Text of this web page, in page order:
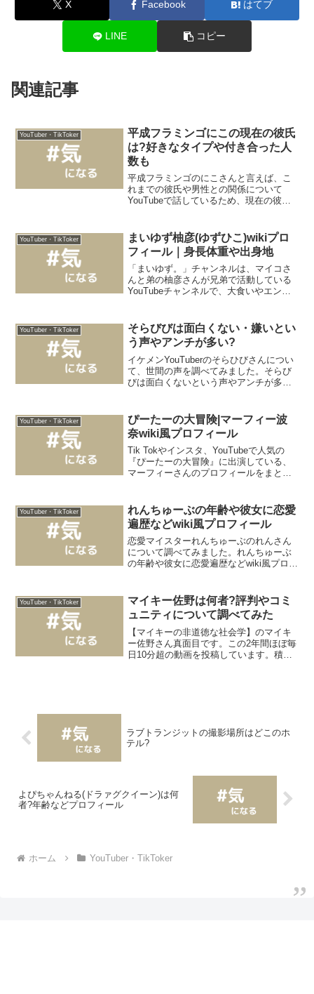
X Facebook はてブ
LINE コピー
関連記事
YouTuber・TikToker
平成フラミンゴにこの現在の彼氏
は?好きなタイプや付き合った人
数も
平成フラミンゴのにこさんと言えば、こ
れまでの彼氏や男性との関係について
YouTubeで話しているため、現在の彼氏
こさんの彼氏は誰？好みのタイプや交際
経験の数を調査！」と...
YouTuber・TikToker
まいゆず柚彦(ゆずひこ)wikiプロ
フィール｜身長体重や出身地
「まいゆず。」チャンネルは、マイコさ
んと弟の柚彦さんが兄弟で活動している
YouTubeチャンネルで、大食いやエンタ
ャンネル登録者数を誇る人気チャンネル
です。今...
YouTuber・TikToker
そらびびは面白くない・嫌いとい
う声やアンチが多い?
イケメンYouTuberのそらひびさんについ
て、世間の声を調べてみました。そらび
びは面白くないという声やアンチが多い?
さんに関してネガティブな意見は、下ネ
タが多いのと、...
YouTuber・TikToker
ぴーたーの大冒険|マーフィー波
奈wiki風プロフィール
Tik Tokやインスタ、YouTubeで人気の
『ぴーたーの大冒険』に出演している、
マーフィーさんのプロフィールをまとめ
フィー波奈の名前・本名や年齢は?名
前 ...
YouTuber・TikToker
れんちゅーぶの年齢や彼女に恋愛
遍歴などwiki風プロフィール
恋愛マイスターれんちゅーぶのれんさん
について調べてみました。れんちゅーぶ
の年齢や彼女に恋愛遍歴などwiki風プロフ
レ、サーフィン、スケボー好きな...
YouTuber・TikToker
マイキー佐野は何者?評判やコミ
ュニティについて調べてみた
【マイキーの非道徳な社会学】のマイキ
ー佐野さん真面目です。この2年間ほぼ毎
日10分超の動画を投稿しています。積も
ラブトランジットの撮影場所はどこのホ
テル?
よぴちゃんねる(ドラァグクイーン)は何
者?年齢などプロフィール
ホーム YouTuber・TikToker